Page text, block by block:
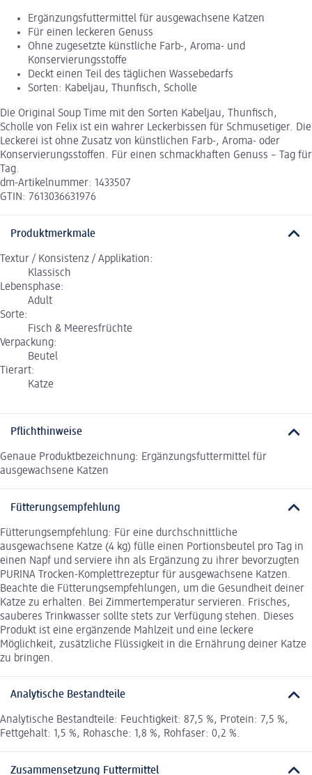
Ergänzungsfuttermittel für ausgewachsene Katzen
Für einen leckeren Genuss
Ohne zugesetzte künstliche Farb-, Aroma- und
Konservierungsstoffe
Deckt einen Teil des täglichen Wassebedarfs
Sorten: Kabeljau, Thunfisch, Scholle
Die Original Soup Time mit den Sorten Kabeljau, Thunfisch,
Scholle von Felix ist ein wahrer Leckerbissen für Schmusetiger. Die
Leckerei ist ohne Zusatz von künstlichen Farb-, Aroma- oder
Konservierungsstoffen. Für einen schmackhaften Genuss – Tag für
Tag.
dm-Artikelnummer: 1433507
GTIN: 7613036631976
Produktmerkmale
Textur / Konsistenz / Applikation:
Klassisch
Lebensphase:
Adult
Sorte:
Fisch & Meeresfrüchte
Verpackung:
Beutel
Tierart:
Katze
Pflichthinweise
Genaue Produktbezeichnung: Ergänzungsfuttermittel für
ausgewachsene Katzen
Fütterungsempfehlung
Fütterungsempfehlung: Für eine durchschnittliche
ausgewachsene Katze (4 kg) fülle einen Portionsbeutel pro Tag in
einen Napf und serviere ihn als Ergänzung zu ihrer bevorzugten
PURINA Trocken-Komplettrezeptur für ausgewachsene Katzen.
Beachte die Fütterungsempfehlungen, um die Gesundheit deiner
Katze zu erhalten. Bei Zimmertemperatur servieren. Frisches,
sauberes Trinkwasser sollte stets zur Verfügung stehen. Dieses
Produkt ist eine ergänzende Mahlzeit und eine leckere
Möglichkeit, zusätzliche Flüssigkeit in die Ernährung deiner Katze
zu bringen.
Analytische Bestandteile
Analytische Bestandteile: Feuchtigkeit: 87,5 %, Protein: 7,5 %,
Fettgehalt: 1,5 %, Rohasche: 1,8 %, Rohfaser: 0,2 %.
Zusammensetzung Futtermittel